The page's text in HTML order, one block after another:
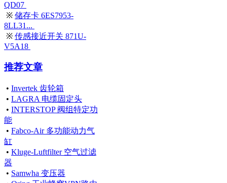
QD07
※ 储存卡 6ES7953-
8LL31...
※ 传感接近开关 871U-
V5A18
推荐文章
• Invertek 齿轮箱
• LAGRA 电缆固定头
• INTERSTOP 阀组特定功
能
• Fabco-Air 多功能动力气
缸
• Kluge-Luftfilter 空气过滤
器
• Samwha 变压器